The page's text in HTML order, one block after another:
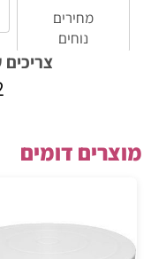
מחירים
נוחים
מוצרים דומים